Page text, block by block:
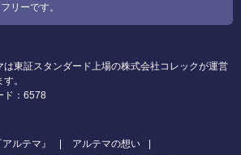
リーです。
は東証スタンダード上場の株式会社コレックが運営
。
ド：6578
ルテマ』
アルテマの想い